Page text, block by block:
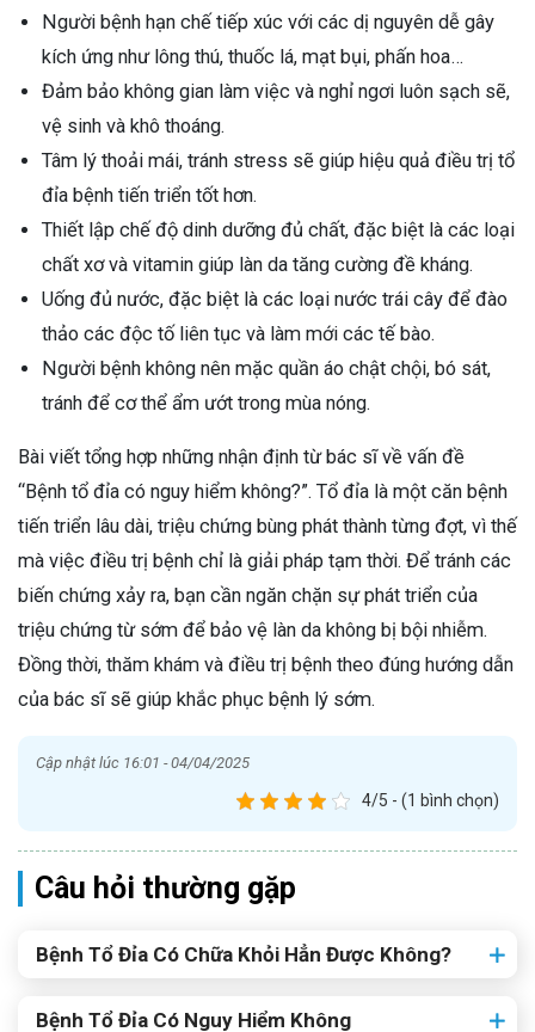
Người bệnh hạn chế tiếp xúc với các dị nguyên dễ gây
kích ứng như lông thú, thuốc lá, mạt bụi, phấn hoa…
Đảm bảo không gian làm việc và nghỉ ngơi luôn sạch sẽ,
vệ sinh và khô thoáng.
Tâm lý thoải mái, tránh stress sẽ giúp hiệu quả điều trị tổ
đỉa bệnh tiến triển tốt hơn.
Thiết lập chế độ dinh dưỡng đủ chất, đặc biệt là các loại
chất xơ và vitamin giúp làn da tăng cường đề kháng.
Uống đủ nước, đặc biệt là các loại nước trái cây để đào
thảo các độc tố liên tục và làm mới các tế bào.
Người bệnh không nên mặc quần áo chật chội, bó sát,
tránh để cơ thể ẩm ướt trong mùa nóng.
Bài viết tổng hợp những nhận định từ bác sĩ về vấn đề
“Bệnh tổ đỉa có nguy hiểm không?”. Tổ đỉa là một căn bệnh
tiến triển lâu dài, triệu chứng bùng phát thành từng đợt, vì thế
mà việc điều trị bệnh chỉ là giải pháp tạm thời. Để tránh các
biến chứng xảy ra, bạn cần ngăn chặn sự phát triển của
triệu chứng từ sớm để bảo vệ làn da không bị bội nhiễm.
Đồng thời, thăm khám và điều trị bệnh theo đúng hướng dẫn
của bác sĩ sẽ giúp khắc phục bệnh lý sớm.
Cập nhật lúc 16:01 - 04/04/2025
4/5 - (1 bình chọn)
Câu hỏi thường gặp
Bệnh Tổ Đỉa Có Chữa Khỏi Hẳn Được Không?
Bệnh Tổ Đỉa Có Nguy Hiểm Không